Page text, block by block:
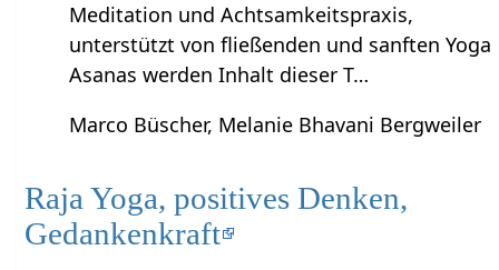
Meditation und Achtsamkeitspraxis,
unterstützt von fließenden und sanften Yoga
Asanas werden Inhalt dieser T…
Marco Büscher, Melanie Bhavani Bergweiler
Raja Yoga, positives Denken,
Gedankenkraft